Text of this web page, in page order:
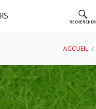
RECHERCHER
ACCUEIL